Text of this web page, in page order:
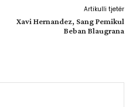
Artikulli tjetër
Xavi Hernandez, Sang Pemikul
Beban Blaugrana